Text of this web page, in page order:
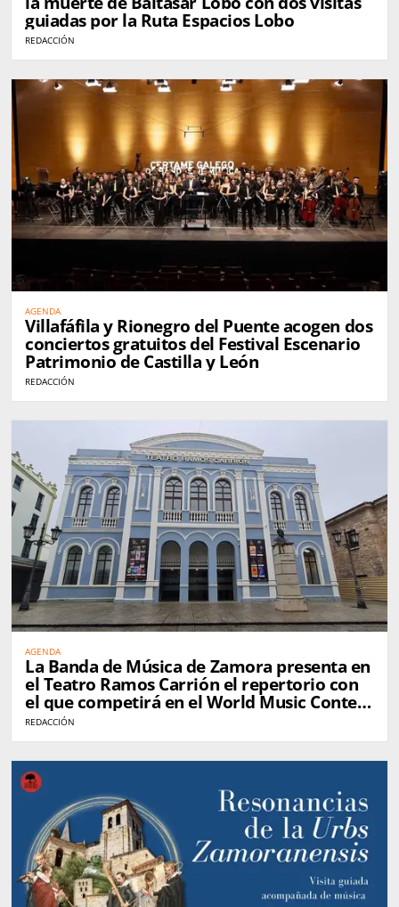
guiadas por la Ruta Espacios Lobo
REDACCIÓN
AGENDA
Villafáfila y Rionegro del Puente acogen dos
conciertos gratuitos del Festival Escenario
Patrimonio de Castilla y León
REDACCIÓN
AGENDA
La Banda de Música de Zamora presenta en
el Teatro Ramos Carrión el repertorio con
el que competirá en el World Music Contest
de Kerkrade
REDACCIÓN